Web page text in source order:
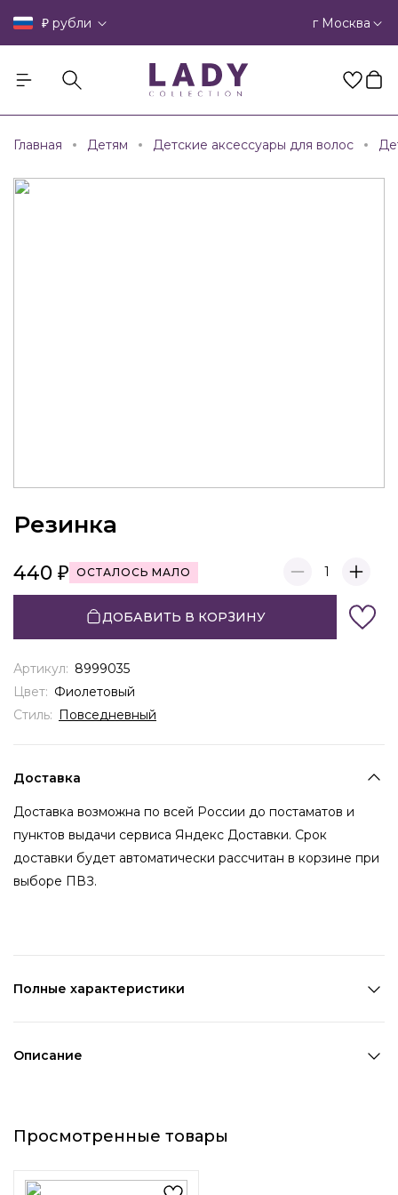
₽ рубли г Москва
Главная Детям Детские аксессуары для волос
Резинка
440 ОСТАЛОСЬ МАЛО 1
ДОБАВИТЬ В КОРЗИНУ
Артикул: 8999035
Цвет: Фиолетовый
Стиль: Повседневный
Доставка
Доставка возможна по всей России до постаматов и
пунктов выдачи сервиса Яндекс Доставки. Срок
доставки будет автоматически рассчитан в корзине при
выборе ПВЗ.
Полные характеристики
Описание
волос в упаковке «Кошечка»
— фиолетовые, в милом
кейсе
Просмотренные товары